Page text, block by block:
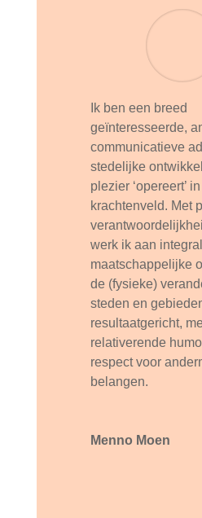
Ik ben een breed
geïnteresseerde,
communicatieve
stedelijke
plezier ‘opereert’
krachtenveld. Met
werk ik aan
maatschappelijke
de (fysieke)
steden en
resultaatgericht,
relativerende
respect voor
belangen.
Menno Moen